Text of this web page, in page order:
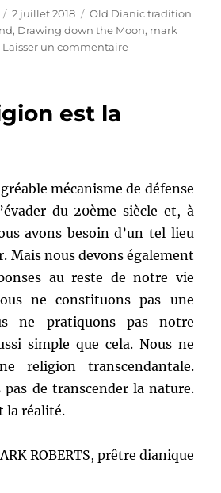
Publié
le
2 juillet 2018 Catégories
Old Dianic tradition
, Drawing down the Moon, mark
Laisser un commentairesur
est la
mécanisme de défense
du 20ème siècle et, à
avons besoin d’un tel lieu
Mais nous devons également
au reste de notre vie
ne constituons pas une
ne pratiquons pas notre
simple que cela. Nous ne
religion transcendantale.
pas de transcender la nature.
la réalité.
ROBERTS, prêtre dianique